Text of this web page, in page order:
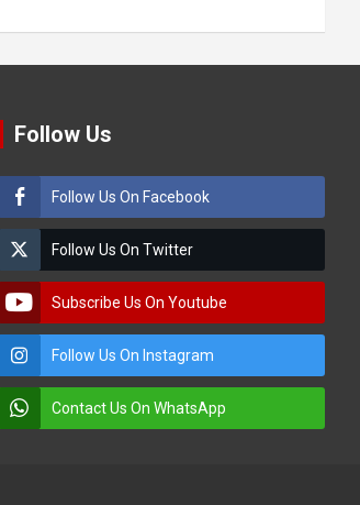
Follow Us
Follow Us On Facebook
Follow Us On Twitter
Subscribe Us On Youtube
Follow Us On Instagram
Contact Us On WhatsApp